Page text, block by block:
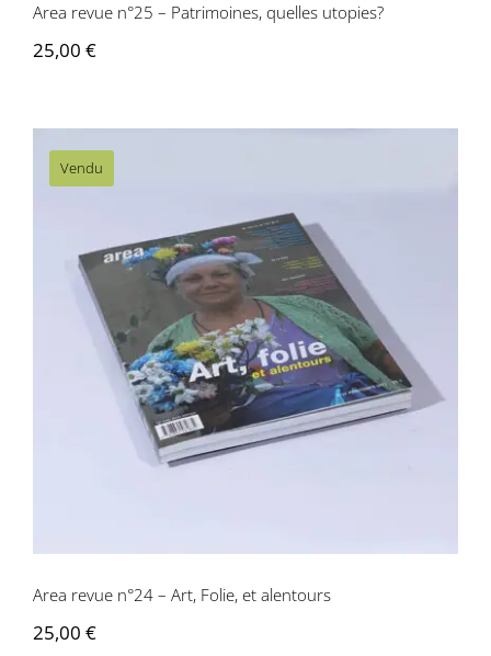
Area revue n°25 – Patrimoines, quelles utopies?
25,00 €
Vendu
Area revue n°24 – Art, Folie, et
alentours
Area revue n°24 – Art, Folie, et alentours
25,00 €